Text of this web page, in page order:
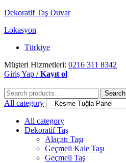
Dekoratif Taş Duvar
Lokasyon
Türkiye
Müşteri Hizmetleri: 0216 311 8342
Giriş Yap /Kayıt ol
Search
for:
Search
All category
All category
Dekoratif Taş
Alaçatı Taşı
Geçmeli Kale Taşı
Geçmeli Taş